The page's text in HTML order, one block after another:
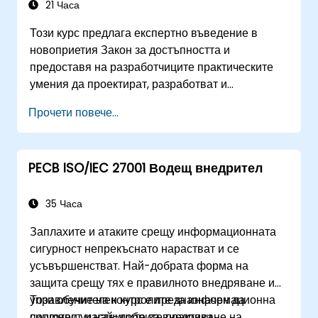
21 Часа
Този курс предлага експертно въведение в
новоприетия Закон за достъпността и
предоставя на разработчиците практическите
умения да проектират, разработват и
Започвайки с контекстуална дискусия относно
важността и последиците от закона, курсът
бързо преминава към практически практики за
програмиране, инструменти и техники за
приобщаване на потребителите с увреждания.
Прочети повече...
PECB ISO/IEC 27001 Водещ внедрител
35 Часа
Заплахите и атаките срещу информационната
сигурност непрекъснато нарастват и се
усъвършенстват. Най-добрата форма на
защита срещу тях е правилното внедряване и
управление на контролите за информационна
Този обучителен курс е предназначен да